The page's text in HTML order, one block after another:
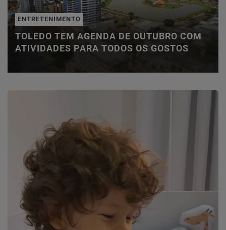
ENTRETENIMENTO
TOLEDO TEM AGENDA DE OUTUBRO COM
ATIVIDADES PARA TODOS OS GOSTOS